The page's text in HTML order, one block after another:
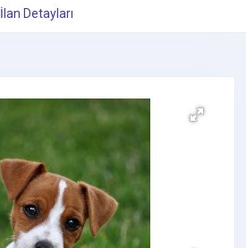
İlan Detayları